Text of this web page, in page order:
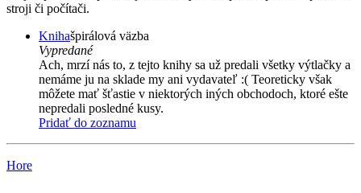
stroji či počítači.
Knihašpirálová väzba
Vypredané
Ach, mrzí nás to, z tejto knihy sa už predali všetky výtlačky a
nemáme ju na sklade my ani vydavateľ :( Teoreticky však
môžete mať šťastie v niektorých iných obchodoch, ktoré ešte
nepredali posledné kusy.
Pridať do zoznamu
Hore